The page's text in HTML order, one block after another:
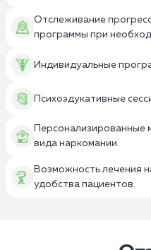
Отслеживание
программы при
Индивидуальные
Психоэдукативные
Персонализированные
вида наркомании.
Возможность лечения
удобства пациентов.